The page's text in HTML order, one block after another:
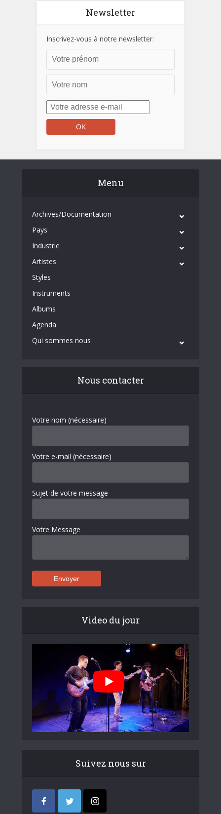
Newsletter
Inscrivez-vous à notre newsletter:
Menu
Archives/Documentation
Pays
Industrie
Artistes
Styles
Instruments
Albums
Agenda
Qui sommes nous
Nous contacter
Votre nom (nécessaire)
Votre e-mail (nécessaire)
Sujet de votre message
Votre Message
Video du jour
Suivez nous sur